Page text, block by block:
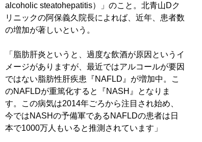
alcoholic steatohepatitis）」のこと。北青山Dク
リニックの阿保義久院長によれば、近年、患者数
の増加が著しいという。
「脂肪肝炎というと、過度な飲酒が原因というイ
メージがありますが、最近ではアルコールが要因
ではない脂肪性肝疾患『NAFLD』が増加中。こ
のNAFLDが重篤化すると『NASH』となりま
す。この病気は2014年ごろから注目され始め、
今ではNASHの予備軍であるNAFLDの患者は日
本で1000万人もいると推測されています」